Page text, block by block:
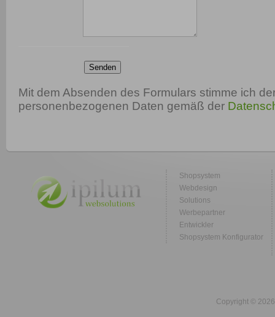
Senden
Mit dem Absenden des Formulars stimme ich
personenbezogenen Daten gemäß der
Shopsystem
Webdesign
Solutions
Werbepartner
Entwickler
Shopsystem Konfigurator
Copyright ©